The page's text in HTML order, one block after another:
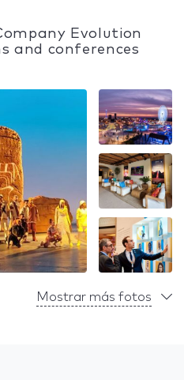
Evolution
and conferences
Mostrar más fotos